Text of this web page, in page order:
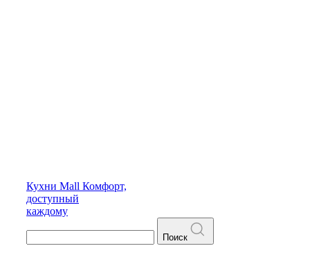
Кухни Mall Комфорт,
доступный
каждому
Поиск